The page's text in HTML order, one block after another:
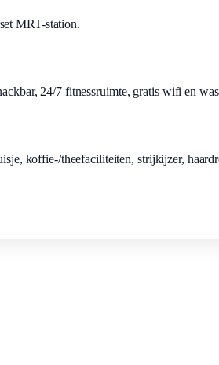
MRT-station.
24/7 fitnessruimte, gratis wifi en
koffie-/theefaciliteiten, strijkijzer,